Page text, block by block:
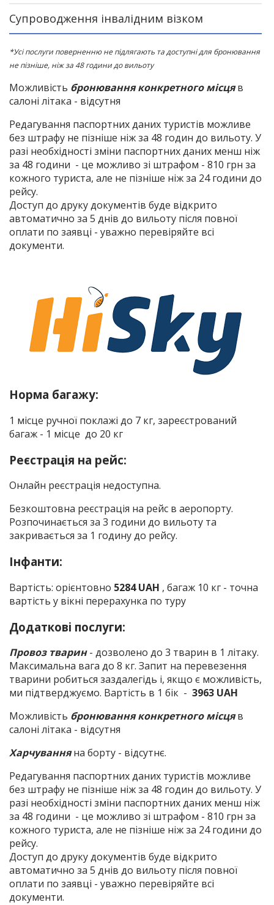
Супроводження інвалідним візком
*Усі послуги поверненню не підлягають та доступні для бронювання
не пізніше, ніж за 48 години до вильоту
Можливість бронювання конкретного місцяв
салоні літака - відсутня
Редагування паспортних даних туристів можливе
без штрафу не пізніше ніж за 48 годин до вильоту. У
разі необхідності зміни паспортних даних менш ніж
за 48 години - це можливо зі штрафом - 810 грн за
кожного туриста, але не пізніше ніж за 24 години до
рейсу.
Доступ до друку документів буде відкрито
автоматично за 5 днів до вильоту після повної
оплати по заявці - уважно перевіряйте всі
документи.
Норма багажу:
1 місце ручної поклажі до 7 кг, зареєстрований
багаж - 1 місце до 20 кг
Реєстрація на рейс:
Онлайн реєстрація недоступна.
Безкоштовна реєстрація на рейс в аеропорту.
Розпочинається за 3 години до вильоту та
закривається за 1 годину до рейсу.
Інфанти:
Вартість: орієнтовно 5284 UAH , багаж 10 кг - точна
вартість у вікні перерахунка по туру
Додаткові послуги:
Провоз тварин- дозволено до 3 тварин в 1 літаку.
Максимальна вага до 8 кг. Запит на перевезення
тварини робиться заздалегідь і, якщо є можливість,
ми підтверджуємо. Вартість в 1 бік - 3963 UAH
Можливість бронювання конкретного місцяв
салоні літака - відсутня
Харчуванняна борту - відсутнє.
Редагування паспортних даних туристів можливе
без штрафу не пізніше ніж за 48 годин до вильоту. У
разі необхідності зміни паспортних даних менш ніж
за 48 години - це можливо зі штрафом - 810 грн за
кожного туриста, але не пізніше ніж за 24 години до
рейсу.
Доступ до друку документів буде відкрито
автоматично за 5 днів до вильоту після повної
оплати по заявці - уважно перевіряйте всі
документи.